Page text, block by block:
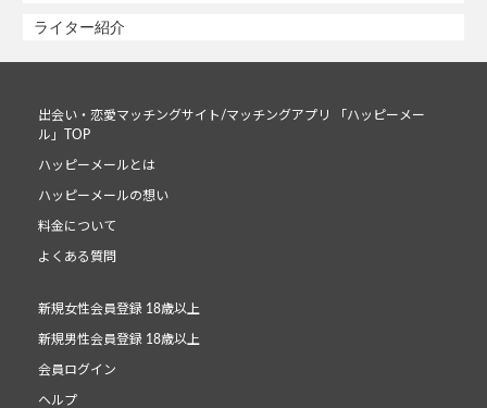
ライター紹介
出会い・恋愛マッチングサイト/マッチングアプリ 「ハッピーメー
ル」TOP
ハッピーメールとは
ハッピーメールの想い
料金について
よくある質問
新規女性会員登録 18歳以上
新規男性会員登録 18歳以上
会員ログイン
ヘルプ